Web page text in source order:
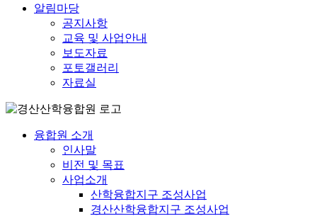
알림마당
공지사항
교육 및 사업안내
보도자료
포토갤러리
자료실
융합원 소개
인사말
비전 및 목표
사업소개
산학융합지구 조성사업
경산산학융합지구 조성사업